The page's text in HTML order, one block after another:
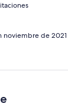
noviembre de 2021